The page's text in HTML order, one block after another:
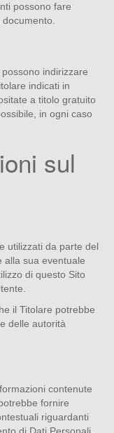
possono fare
indirizzare
indicati in
a titolo gratuito
in ogni caso
sul
utilizzati da parte del
alla sua eventuale
di questo Sito
il Titolare potrebbe
delle autorità
contenute
fornire
riguardanti